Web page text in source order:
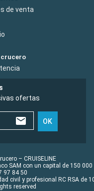
de venta
ofertas
OK
– CRUISELINE
SAM con un capital de 150 000
97 84 50
civil y profesional RC RSA de
reserved